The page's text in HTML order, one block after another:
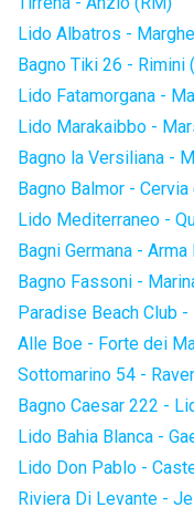
Lido Albatros -
Bagno Tiki 26 - Rimini
Lido Fatamorgana -
Lido Marakaibbo -
Bagno la Versiliana -
Bagno Balmor - Cervia
Lido Mediterraneo -
Bagni Germana -
Bagno Fassoni -
Paradise Beach Club
Alle Boe - Forte dei
Sottomarino 54 -
Bagno Caesar 222 -
Lido Bahia Blanca -
Lido Don Pablo -
Riviera Di Levante -